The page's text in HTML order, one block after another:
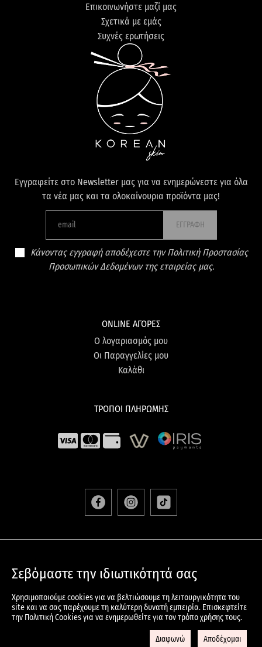
Σεβόμαστε την ιδιωτικότητά σας
Χρησιμοποιούμε cookies για να βελτιώσουμε τη λειτουργικότητα του
site και να σας παρέχουμε τη καλύτερη δυνατή εμπειρία. Επισκεφτείτε
την Πολιτική Cookies για να ενημερωθείτε για τον τρόπο χρήσης τους.
Διαφωνώ Αποδέχομαι
Επικοινωνήστε μαζί μας
Σχετικά με εμάς
Συχνές ερωτήσεις
Εγγραφείτε στο Newsletter μας για να ενημερώνεστε για όλα
τα νέα μας και τα ολοκαίνουρια προϊόντα μας!
ΕΓΓΡΑΦΗ
Κάνοντας εγγραφή αποδέχεστε την Πολιτική Προστασίας
Προσωπικών Δεδομένων της εταιρείας μας.
ONLINE ΑΓΟΡΕΣ
Ο λογαριασμός μου
Οι Παραγγελίες μου
Καλάθι
ΤΡΟΠΟΙ ΠΛΗΡΩΜΗΣ
ΟΡΟΙ & ΠΡΟΫΠΟΘΕΣΕΙΣ
ΠΟΛΙΤΙΚΗ COOKIES
© 2024 KOREANSKIN.GR All Rights Reserved – Developed And
DataWay.gr